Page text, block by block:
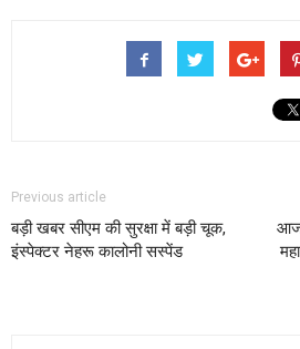
Previous article
बड़ी खबर सीएम की सुरक्षा में बड़ी चूक,
इंस्पेक्टर नेहरू कालोनी सस्पेंड
आज